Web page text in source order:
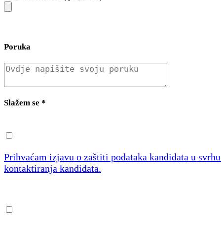
Poruka
Slažem se *
Prihvaćam izjavu o zaštiti podataka kandidata u
kontaktiranja kandidata.